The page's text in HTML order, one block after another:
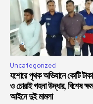
Uncategorized
যশোরে পৃথক অভিযানে কোটি
ও চোরাই গহনা উদ্ধার, বিশেষ
আইনে দুই মামলা